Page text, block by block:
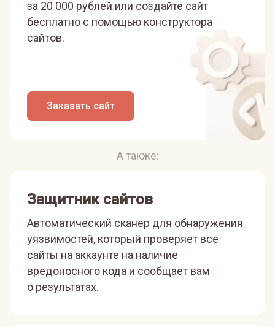
за 20 000 рублей или создайте сайт
бесплатно с помощью конструктора
сайтов.
Заказать сайт
А также:
Защитник сайтов
Автоматический сканер для обнаружения
уязвимостей, который проверяет все
сайты на аккаунте на наличие
вредоносного кода и сообщает вам
о результатах.